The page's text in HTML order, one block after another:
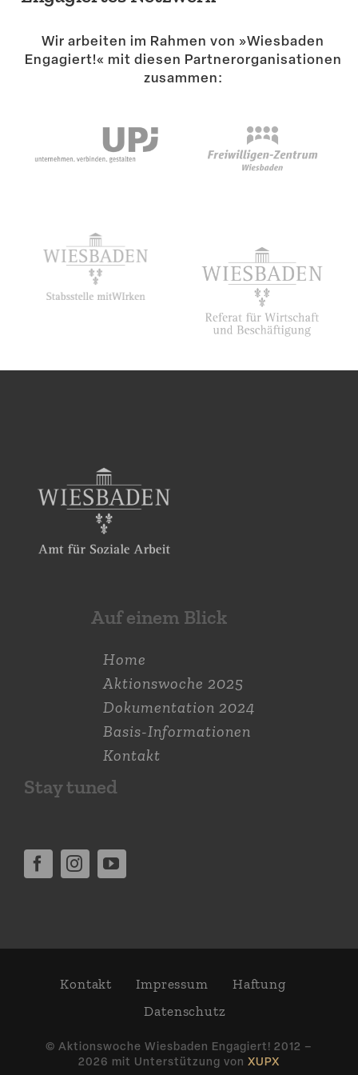
Wir arbeiten im Rahmen von »Wiesbaden
Engagiert!« mit diesen Partner­or­ga­ni­sa­tionen
zusammen:
Auf einem Blick
Home
Aktions­woche 2025
Dokumen­tation 2024
Basis-Informationen
Kontakt
Stay tuned
Kontakt Impressum
Haftung
Daten­schutz
© Aktions­woche Wiesbaden Engagiert! 2012 –
2026 mit Unter­stützung von XUPX